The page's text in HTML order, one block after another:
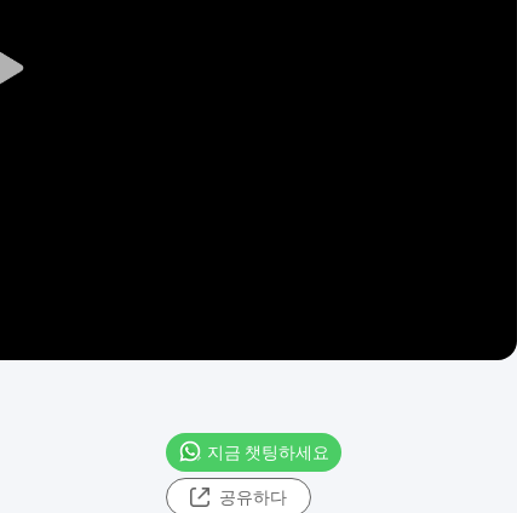
Play
지금 챗팅하세요
공유하다